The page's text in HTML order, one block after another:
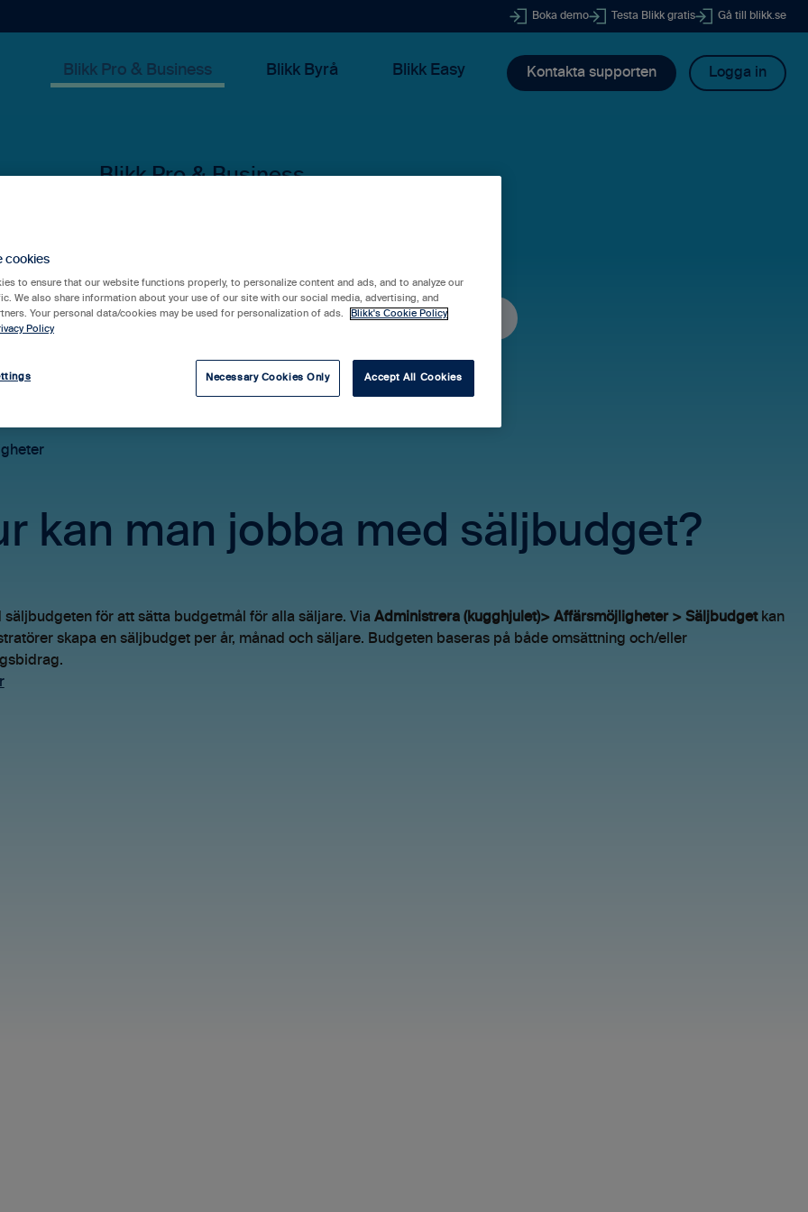
Boka demo Testa Blikk gratis Gå till blikk.se
Blikk Pro & Business Blikk Byrå Blikk Easy Kontakta supporten Logga in
kan vi hjälpa dig?
kan man jobba med säljbudget?
säljbudgeten för att sätta budgetmål för alla säljare. Via Administrera (kugghjulet)> Affärsmöjligheter > Säljbudgetkan
skapa en säljbudget per år, månad och säljare. Budgeten baseras på både omsättning och/eller
cookies
to ensure that our website functions properly, to personalize content and ads, and to analyze our
We also share information about your use of our site with our social media, advertising, and
Your personal data/cookies may be used for personalization of ads.
Blikk's Cookie Policy
Policy
Necessary Cookies Only Accept All Cookies